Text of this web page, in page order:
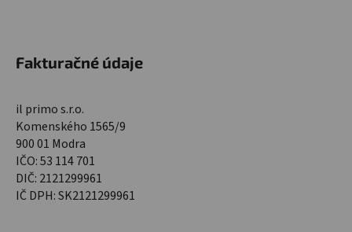
Fakturačné údaje
il primo s.r.o.
Komenského 1565/9
900 01 Modra
IČO: 53 114 701
DIČ: 2121299961
IČ DPH: SK2121299961